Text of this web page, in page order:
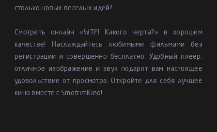
столько новых веселых идей?...
Смотреть онлайн «WTF! Какого черта?» в хорошем
качестве! Наслаждайтесь любимыми фильмами без
регистрации и совершенно бесплатно. Удобный плеер,
отличное изображение и звук подарят вам настоящее
удовольствие от просмотра. Откройте для себя лучшее
кино вместе с SmotrimKino!